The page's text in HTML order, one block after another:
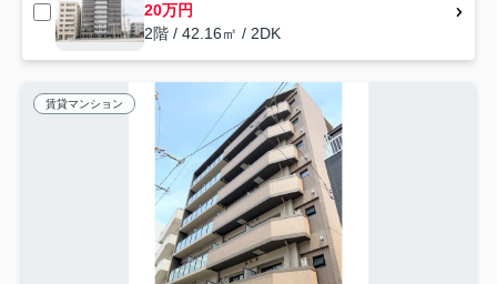
20万円
2階 / 42.16㎡ / 2DK
賃貸マンション